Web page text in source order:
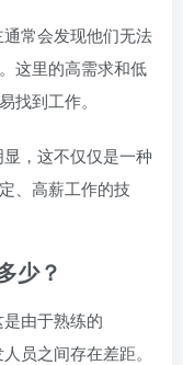
常会发现他们无法
这里的高需求和低
找到工作。
，这不仅仅是一种
、高薪工作的技
少？
由于熟练的
员之间存在差距。